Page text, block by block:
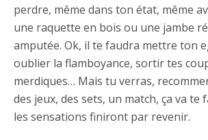
perdre, même dans ton état, même
une raquette en bois ou une jambe
amputée. Ok, il te faudra mettre ton
oublier la flamboyance, sortir tes
merdiques… Mais tu verras,
des jeux, des sets, un match, ça va te
les sensations finiront par revenir.